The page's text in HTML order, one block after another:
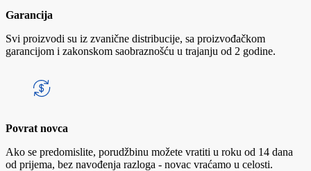
Garancija
Svi proizvodi su iz zvanične distribucije, sa proizvođačkom
garancijom i zakonskom saobraznošću u trajanju od 2 godine.
Povrat novca
Ako se predomislite, porudžbinu možete vratiti u roku od 14 dana
od prijema, bez navođenja razloga - novac vraćamo u celosti.